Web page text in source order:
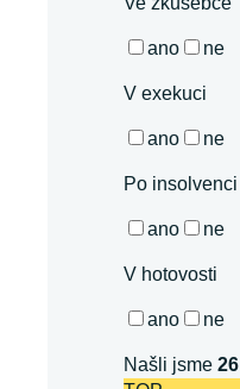
ano ne
V exekuci
ano ne
Po insolvenci
ano ne
V hotovosti
ano ne
Našli jsme 26